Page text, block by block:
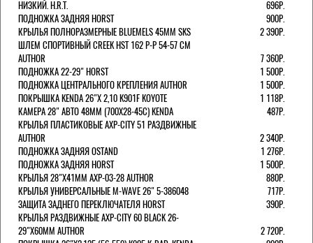
НИЗКИЙ. H.R.T.
696Р.
ПОДНОЖКА ЗАДНЯЯ HORST
900Р.
КРЫЛЬЯ ПОЛНОРАЗМЕРНЫЕ BLUEMELS 45MM SKS
2 390Р.
ШЛЕМ СПОРТИВНЫЙ CREEK HST 162 Р-Р 54-57 СМ
AUTHOR
7 360Р.
ПОДНОЖКА 22-29" HORST
1 500Р.
ПОДНОЖКА ЦЕНТРАЛЬНОГО КРЕПЛЕНИЯ AUTHOR
1 500Р.
ПОКРЫШКА KENDA 26"Х 2,10 K901F KOYOTE
1 118Р.
КАМЕРА 28" АВТО 48ММ (700Х28-45С) KENDA
487Р.
КРЫЛЬЯ ПЛАСТИКОВЫЕ AXP-CITY 51 РАЗДВИЖНЫЕ
AUTHOR
2 340Р.
ПОДНОЖКА ЗАДНЯЯ OSTAND
1 276Р.
ПОДНОЖКА ЗАДНЯЯ HORST
1 500Р.
КРЫЛЬЯ 28"Х41ММ AXP-03-28 AUTHOR
880Р.
КРЫЛЬЯ УНИВЕРСАЛЬНЫЕ M-WAVE 26" 5-386048
717Р.
ЗАЩИТА ЗАДНЕГО ПЕРЕКЛЮЧАТЕЛЯ HORST
390Р.
КРЫЛЬЯ РАЗДВИЖНЫЕ AXP-CITY 60 BLACK 26-
29"Х60ММ AUTHOR
2 720Р.